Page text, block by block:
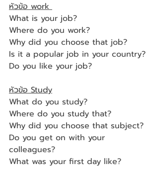
หัวข้อ work
What is your job?
Where do you work?
Why did you choose that job?
Is it a popular job in your country?
Do you like your job?
หัวข้อ Study
What do you study?
Where do you study that?
Why did you choose that subject?
Do you get on with your
colleagues?
What was your first day like?